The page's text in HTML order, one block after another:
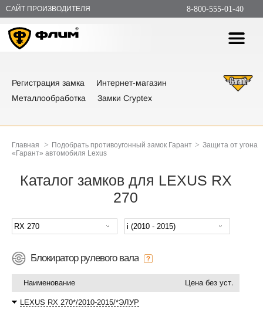
САЙТ ПРОИЗВОДИТЕЛЯ 8-800-555-01-40
Регистрация замка
Интернет-магазин
Металлообработка
Замки Cryptex
Главная > Подобрать противоугонный замок Гарант > Защита от угона
«Гарант» автомобиля Lexus
Каталог замков для LEXUS RX
270
Блокиратор рулевого вала
Наименование Цена без уст.
LEXUS RX 270*/2010-2015/*ЭЛУР